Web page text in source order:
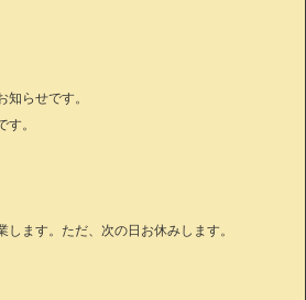
らせです。
。
ます。ただ、次の日お休みします。